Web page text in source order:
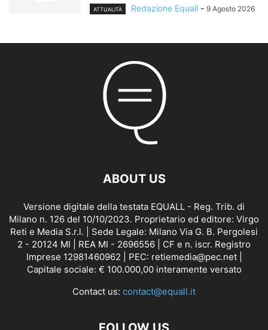
ATTUALITÀ Redazione Equall - 9 Agosto 2026
ABOUT US
Versione digitale della testata EQUALL - Reg. Trib. di
Milano n. 126 del 10/10/2023. Proprietario ed editore: Virgo
Reti e Media S.r.l. | Sede Legale: Milano Via G. B. Pergolesi
2 - 20124 MI | REA MI - 2696556 | CF e n. iscr. Registro
Imprese 12981460962 | PEC: retiemedia@pec.net |
Capitale sociale: € 100.000,00 interamente versato
Contact us: contact@equall.it